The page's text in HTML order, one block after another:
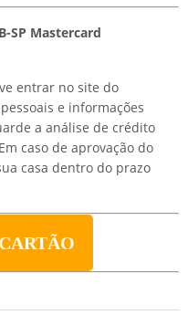
SP Mastercard
entrar no site do
e informações
a análise de crédito
caso de aprovação do
casa dentro do prazo